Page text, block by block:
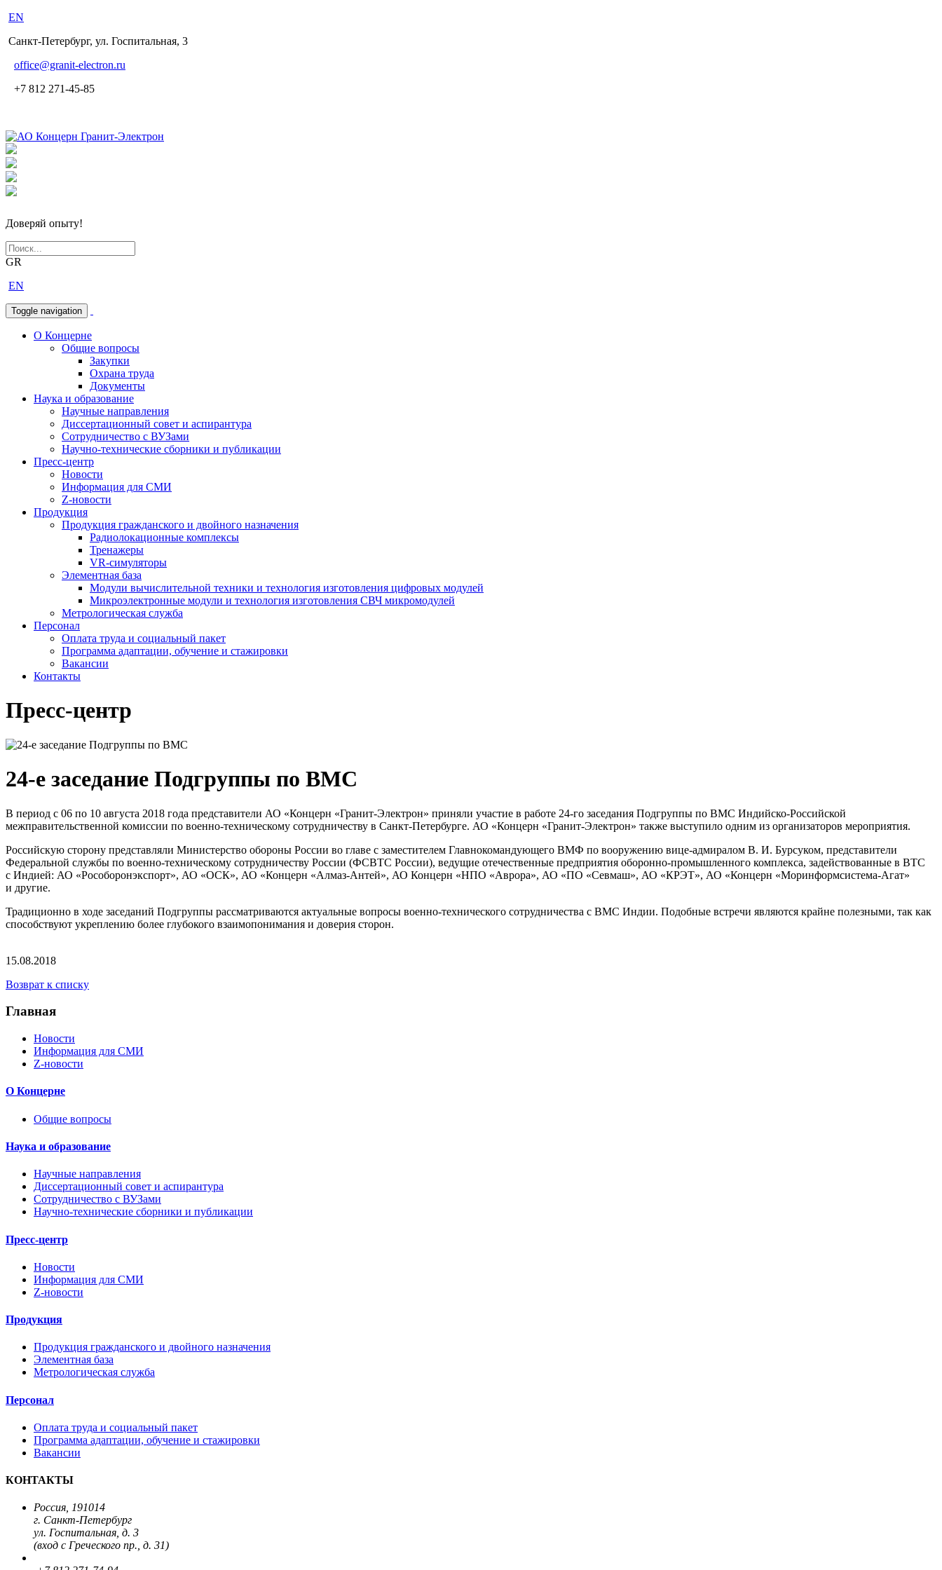
EN
Санкт-Петербург, ул. Госпитальная, 3
office@granit-electron.ru
+7 812 271-45-85
Доверяй опыту!
GR
EN
Toggle navigation
О Концерне
Общие вопросы
Закупки
Охрана труда
Документы
Наука и образование
Научные направления
Диссертационный совет и аспирантура
Сотрудничество с ВУЗами
Научно-технические сборники и публикации
Пресс-центр
Новости
Информация для СМИ
Z-новости
Продукция
Продукция гражданского и двойного назначения
Радиолокационные комплексы
Тренажеры
VR-симуляторы
Элементная база
Модули вычислительной техники и технология изготовления цифровых модулей
Микроэлектронные модули и технология изготовления СВЧ микромодулей
Метрологическая служба
Персонал
Оплата труда и социальный пакет
Программа адаптации, обучение и стажировки
Вакансии
Контакты
Пресс-центр
24-е заседание Подгруппы по ВМС
В период с 06 по 10 августа 2018 года представители АО «Концерн «Гранит-Электрон» приняли участие в работе 24-го заседания Подгруппы по ВМС Индийско-Российской
межправительственной комиссии по военно-техническому сотрудничеству в Санкт-Петербурге. АО «Концерн «Гранит-Электрон» также выступило одним из организаторов мероприятия.
Российскую сторону представляли Министерство обороны России во главе с заместителем Главнокомандующего ВМФ по вооружению вице-адмиралом В. И. Бурсуком, представители
Федеральной службы по военно-техническому сотрудничеству России (ФСВТС России), ведущие отечественные предприятия оборонно-промышленного комплекса, задействованные в ВТС
с Индией: АО «Рособоронэкспорт», АО «ОСК», АО «Концерн «Алмаз-Антей», АО Концерн «НПО «Аврора», АО «ПО «Севмаш», АО «КРЭТ», АО «Концерн «Моринформсистема-Агат»
и другие.
Традиционно в ходе заседаний Подгруппы рассматриваются актуальные вопросы военно-технического сотрудничества с ВМС Индии. Подобные встречи являются крайне полезными, так как
способствуют укреплению более глубокого взаимопонимания и доверия сторон.
15.08.2018
Возврат к списку
Главная
Новости
Информация для СМИ
Z-новости
О Концерне
Общие вопросы
Наука и образование
Научные направления
Диссертационный совет и аспирантура
Сотрудничество с ВУЗами
Научно-технические сборники и публикации
Пресс-центр
Новости
Информация для СМИ
Z-новости
Продукция
Продукция гражданского и двойного назначения
Элементная база
Метрологическая служба
Персонал
Оплата труда и социальный пакет
Программа адаптации, обучение и стажировки
Вакансии
КОНТАКТЫ
Россия, 191014
г. Санкт-Петербург
ул. Госпитальная, д. 3
(вход с Греческого пр., д. 31)